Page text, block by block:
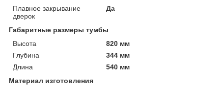
Плавное закрывание
дверок
Да
Габаритные размеры тумбы
Высота
820 мм
Глубина
344 мм
Длина
540 мм
Материал изготовления